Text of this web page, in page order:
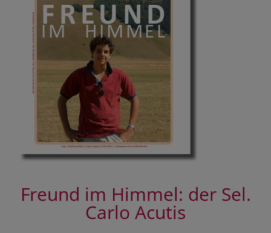
Freund im Himmel: der Sel.
Carlo Acutis